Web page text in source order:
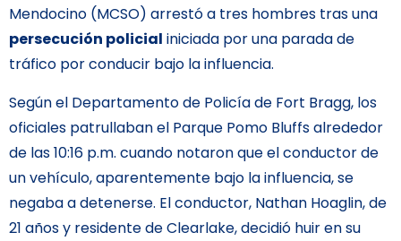
Mendocino (MCSO) arrestó a tres hombres tras una
persecución policial iniciada por una parada de
tráfico por conducir bajo la influencia.
Según el Departamento de Policía de Fort Bragg, los
oficiales patrullaban el Parque Pomo Bluffs alrededor
de las 10:16 p.m. cuando notaron que el conductor de
un vehículo, aparentemente bajo la influencia, se
negaba a detenerse. El conductor, Nathan Hoaglin, de
21 años y residente de Clearlake, decidió huir en su